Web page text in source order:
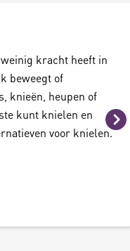
kracht heeft in
beweegt of
knieën, heupen of
kunt knielen en
voor knielen.